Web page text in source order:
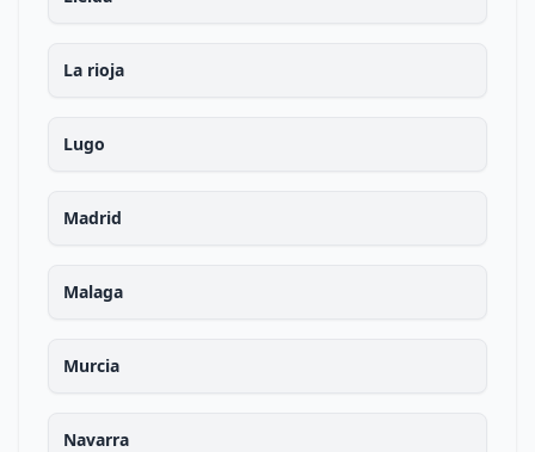
La rioja
Lugo
Madrid
Malaga
Murcia
Navarra